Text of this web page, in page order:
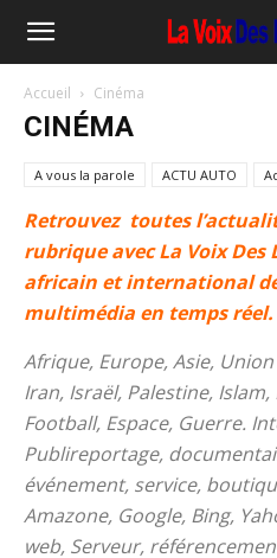
Accueil Cinéma
CINÉMA
A vous la parole ACTU AUTO
Retrouvez toutes
rubrique avec La Voix
africain et international
multimédia en temps réel.
Afrique, Europe, Asie,
Iran, Israël, Palestine,
Football, Espace, Guerre.
Publireportage,
événement, service,
Amazone, Google, Bing,
web, Serveur,